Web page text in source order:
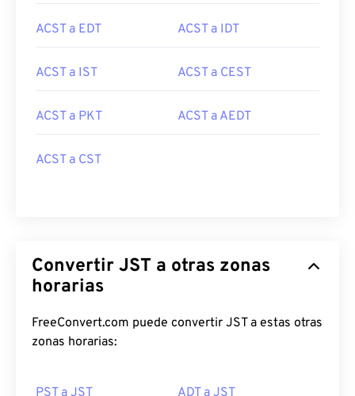
ACST a EDT ACST a IDT
ACST a IST ACST a CEST
ACST a PKT ACST a AEDT
ACST a CST
Convertir JST a otras zonas
horarias
FreeConvert.com puede convertir JST a estas otras
zonas horarias:
PST a JST ADT a JST